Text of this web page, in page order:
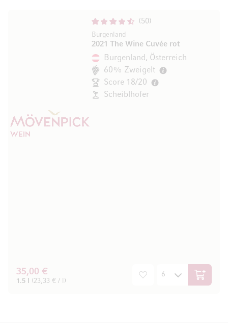
50
Burgenland
2021 The Wine Cuvée rot
Burgenland, Österreich
60% Zweigelt
Score 18/20
Scheiblhofer
35,00 €
1.5 l (23,33 € / l) In den